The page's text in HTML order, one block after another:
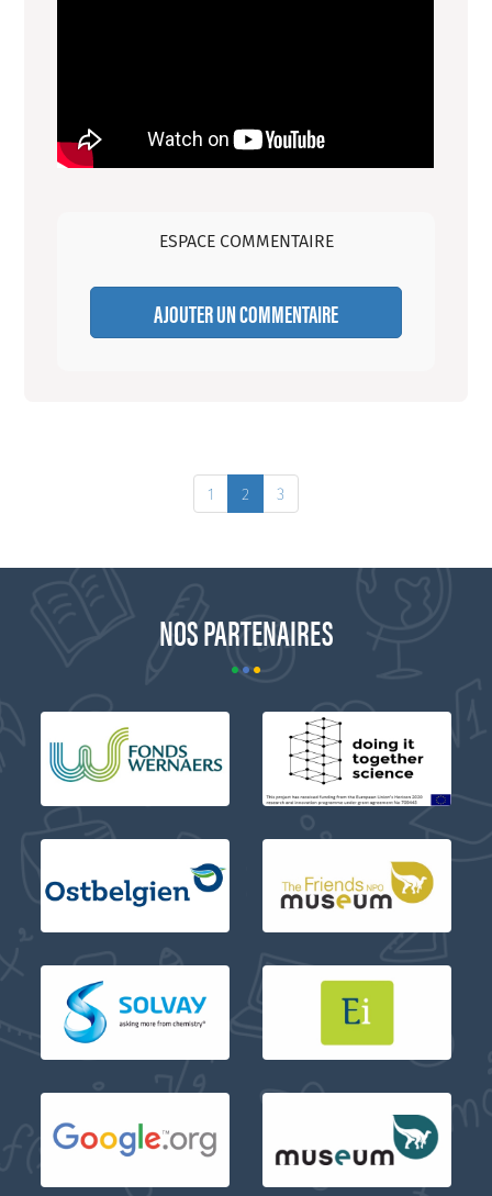
ESPACE COMMENTAIRE
AJOUTER UN COMMENTAIRE
1 2 3
NOS PARTENAIRES